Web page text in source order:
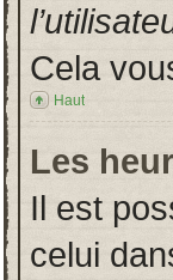
Cela
Haut
Les
Il est
celui